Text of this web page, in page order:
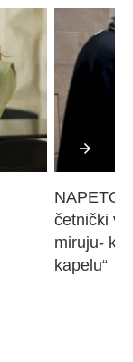
NAPETO
četnički
miruju-
kapelu“